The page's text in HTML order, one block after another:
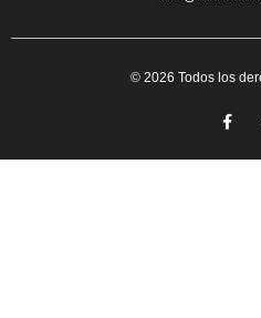
© 2026 Todos los